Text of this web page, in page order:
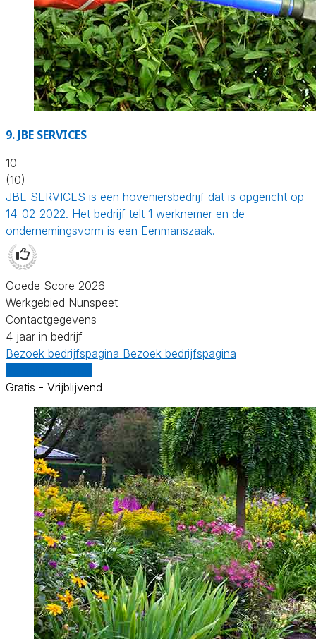
9. JBE SERVICES
10
(10)
JBE SERVICES is een hoveniersbedrijf dat is opgericht op
14-02-2022. Het bedrijf telt 1 werknemer en de
ondernemingsvorm is een Eenmanszaak.
Goede Score 2026
Werkgebied Nunspeet
Contactgegevens
4 jaar in bedrijf
Bezoek bedrijfspagina Bezoek bedrijfspagina
Gratis - Vrijblijvend